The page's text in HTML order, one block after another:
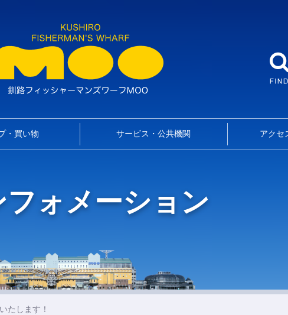
・買い物 サービス・公共機関 アクセ
フォメーション
たします！